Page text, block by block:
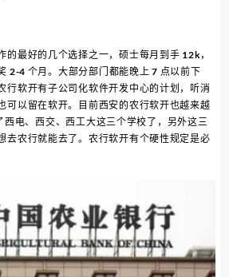
的最好的几个选择之一，硕士每月到手 12k，
2-4 个月。大部分部门都能晚上 7 点以前下
行软开有子公司化软件开发中心的计划，听消
可以留在软开。目前西安的农行软开也越来越
电、西交、西工大这三个学校了，另外这三
去农行就能去了。农行软开有个硬性规定是必